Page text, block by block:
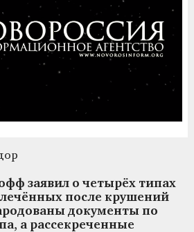
заявил о четырёх типах
после крушений
документы по
а рассекреченные